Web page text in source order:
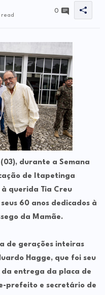
read
0
durante a Semana
de Itapetinga
querida Tia Creu
60 anos dedicados à
da Mamãe.
de gerações inteiras
Hagge, que foi seu
da entrega da placa de
prefeito e secretário de